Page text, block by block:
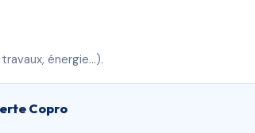
énergie…).
Copro